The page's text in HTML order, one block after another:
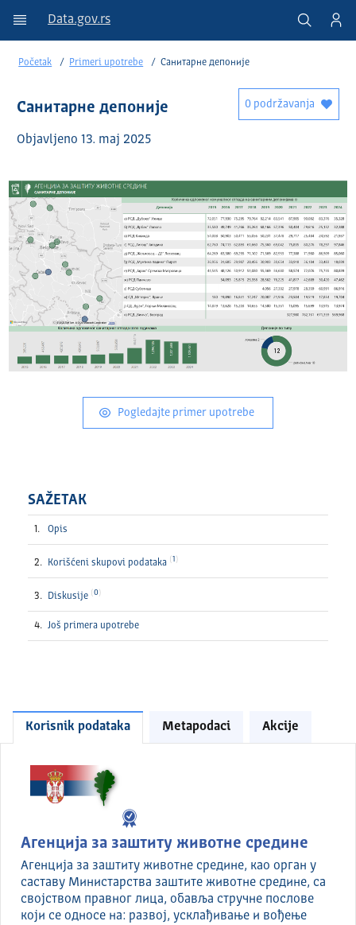
Data.gov.rs
Početak Primeri upotrebe Санитарне депоније
Санитарне депоније
Objavlјeno 13. maj 2025
0 podržavanja
Pogledajte primer upotrebe
SAŽETAK
Opis
Korišćeni skupovi podataka 1
Diskusije 0
Još primera upotrebe
Korisnik podataka Metapodaci Akcije
Агенција за заштиту животне средине
Агенција за заштиту животне средине, као орган у
саставу Министарства заштите животне средине, са
својством правног лица, обавља стручне послове
који се односе на: развој, усклађивање и вођење